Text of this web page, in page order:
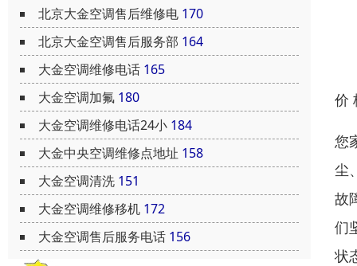
北京大金空调售后维修电 170
北京大金空调售后服务部 164
大金空调维修电话 165
大金空调加氟 180
大金空调维修电话24小 184
大金中央空调维修点地址 158
大金空调清洗 151
大金空调维修移机 172
大金空调售后服务电话 156
价
您
尘
故
们
状